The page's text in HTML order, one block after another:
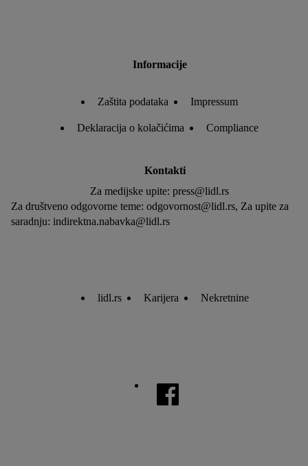
Informacije
Zaštita podataka Impressum
Deklaracija o kolačićima Compliance
Kontakti
Za medijske upite: press@lidl.rs
Za društveno odgovorne teme: odgovornost@lidl.rs, Za upite za
saradnju: indirektna.nabavka@lidl.rs
lidl.rs Karijera Nekretnine